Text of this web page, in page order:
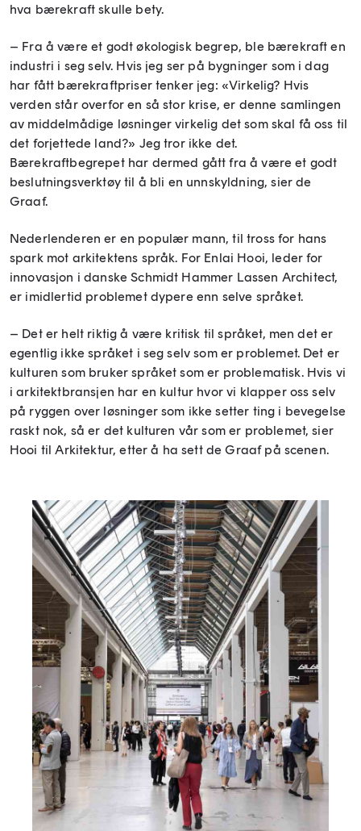
hva bærekraft skulle bety.
– Fra å være et godt økologisk begrep, ble bærekraft en
industri i seg selv. Hvis jeg ser på bygninger som i dag
har fått bærekraftpriser tenker jeg: «Virkelig? Hvis
verden står overfor en så stor krise, er denne samlingen
av middelmådige løsninger virkelig det som skal få oss til
det forjettede land?» Jeg tror ikke det.
Bærekraftbegrepet har dermed gått fra å være et godt
beslutningsverktøy til å bli en unnskyldning, sier de
Graaf.
Nederlenderen er en populær mann, til tross for hans
spark mot arkitektens språk. For Enlai Hooi, leder for
innovasjon i danske Schmidt Hammer Lassen Architect,
er imidlertid problemet dypere enn selve språket.
– Det er helt riktig å være kritisk til språket, men det er
egentlig ikke språket i seg selv som er problemet. Det er
kulturen som bruker språket som er problematisk. Hvis vi
i arkitektbransjen har en kultur hvor vi klapper oss selv
på ryggen over løsninger som ikke setter ting i bevegelse
raskt nok, så er det kulturen vår som er problemet, sier
Hooi til Arkitektur, etter å ha sett de Graaf på scenen.